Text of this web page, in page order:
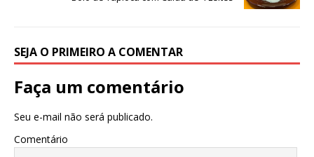
SEJA O PRIMEIRO A COMENTAR
Faça um comentário
Seu e-mail não será publicado.
Comentário